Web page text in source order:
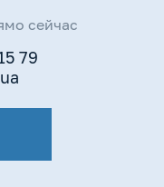
сейчас
79